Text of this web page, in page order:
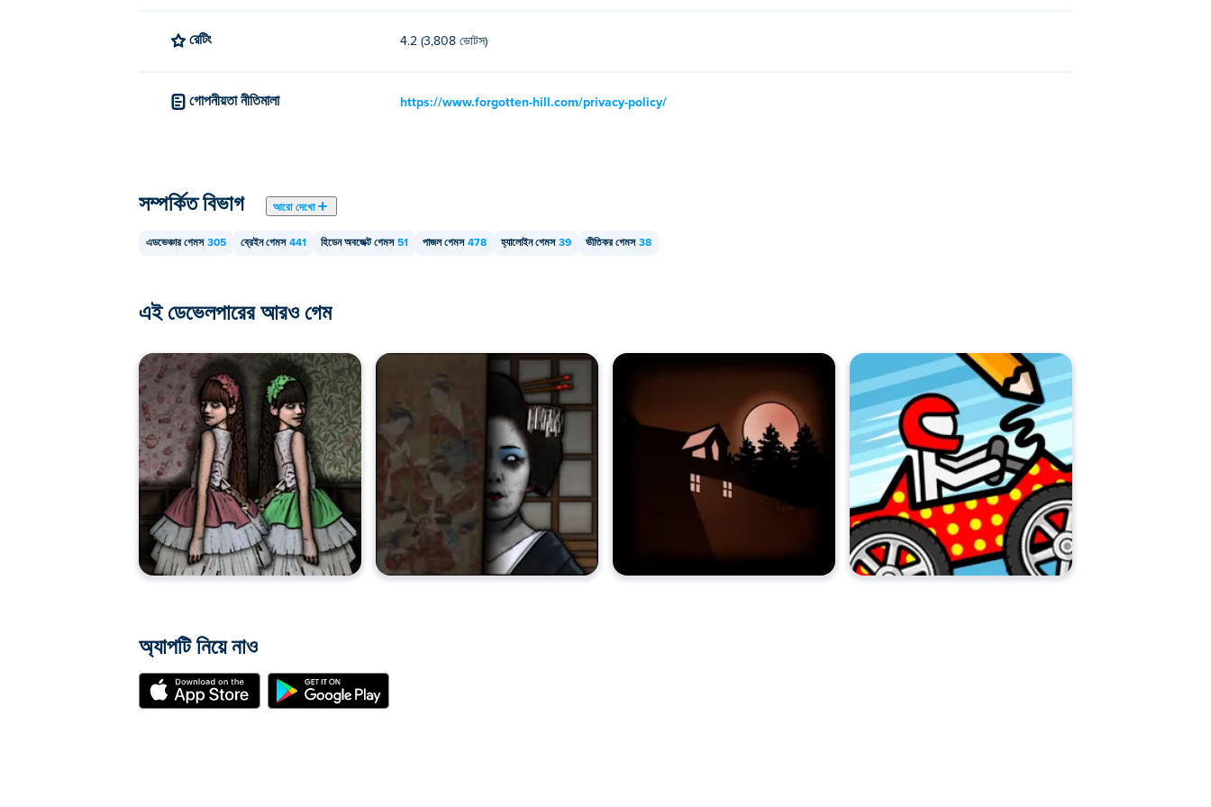
রেটিং 4.2 (3,808 ভোটস)
গোপনীয়তা নীতিমালা https://www.forgotten-hill.com/privacy-policy/
সম্পর্কিত বিভাগ আরো দেখো
এডভেঞ্চার গেমস 305 ব্রেইন গেমস 441 হিডেন অবজেক্ট গেমস 51 পাজল গেমস 478 হ্যালোইন গেমস 39 ভীতিকর গেমস 38
এই ডেভেলপারের আরও গেম
অ্যাপটি নিয়ে নাও